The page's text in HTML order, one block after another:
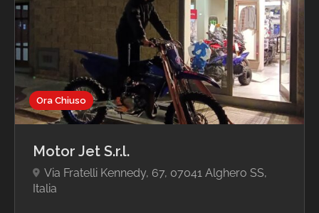
Ora Chiuso
Motor Jet S.r.l.
Via Fratelli Kennedy, 67, 07041 Alghero SS,
Italia